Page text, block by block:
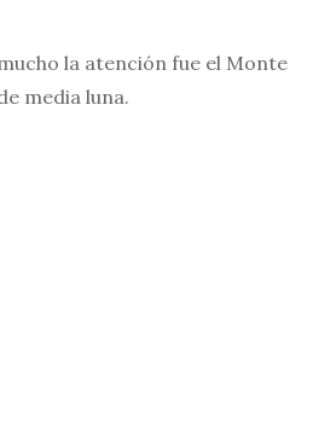
la atención fue el Monte
media luna.